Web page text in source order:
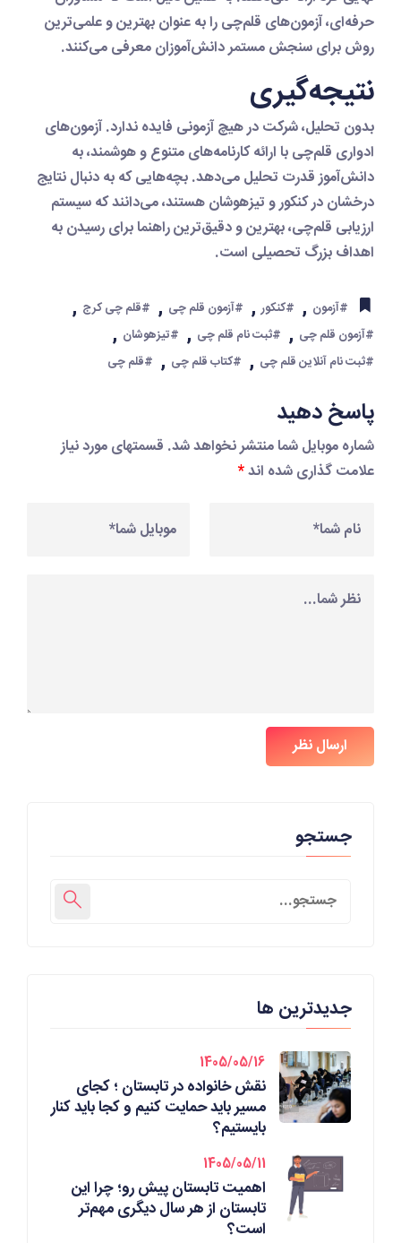
حرفه‌ای، آزمون‌های قلم‌چی را به عنوان بهترین و علمی‌ترین
روش برای سنجش مستمر دانش‌آموزان معرفی می‌کنند.
نتیجه‌گیری
بدون تحلیل، شرکت در هیچ آزمونی فایده ندارد. آزمون‌های
ادواری قلم‌چی با ارائه کارنامه‌های متنوع و هوشمند، به
دانش‌آموز قدرت تحلیل می‌دهد.بچه‌هایی که به دنبال نتایج
درخشان در کنکور و تیزهوشان هستند، می‌دانند که سیستم
ارزیابی قلم‌چی، بهترین و دقیق‌ترین راهنما برای رسیدن به
اهداف بزرگ تحصیلی است.
#آزمون , #کنکور , #آزمون قلم چی , #قلم چی کرج ,
#آزمون قلم چی , #ثبت نام قلم چی , #تیزهوشان ,
#ثبت نام آنلاین قلم چی , #کتاب قلم چی , #قلم چی
پاسخ دهید
شماره موبایل شما منتشر نخواهد شد. قسمتهای مورد نیاز
علامت گذاری شده اند*
ارسال نظر
جستجو
جدیدترین ها
1405/05/16
نقش خانواده در تابستان ؛ کجای
مسیر باید حمایت کنیم و کجا باید کنار
بایستیم؟
1405/05/11
اهمیت تابستان پیش رو؛ چرا این
تابستان از هر سال دیگری مهم‌تر
است؟